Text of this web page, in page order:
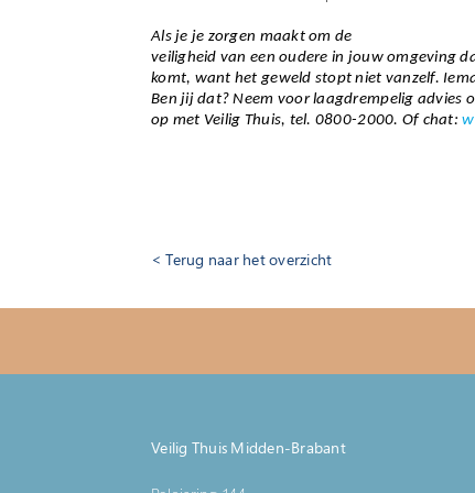
Als je je zorgen maakt om de
veiligheid van een oudere in jouw omgeving
komt, want het geweld stopt niet vanzelf.
Ben jij dat? Neem voor laagdrempelig advies
op met Veilig Thuis, tel. 0800-2000. Of chat:
Terug naar het overzicht
Veilig Thuis Midden-Brabant